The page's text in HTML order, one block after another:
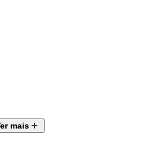
em assadeiras e churrasqueiras, mas
de produtos para preparação de
mais